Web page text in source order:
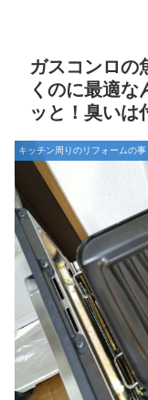
ガスコンロの
くのに最適な
ッと！臭いは
キッチン周りのリフォームの事